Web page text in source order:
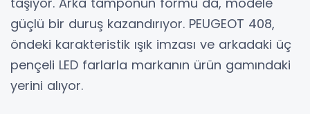
güçlü bir duruş kazandırıyor. PEUGEOT 408,
öndeki karakteristik ışık imzası ve arkadaki üç
pençeli LED farlarla markanın ürün gamındaki
yerini alıyor.